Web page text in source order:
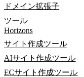
ドメイン拡張子
ツール
Horizons
サイト作成ツール
AIサイト作成ツール
ECサイト作成ツール